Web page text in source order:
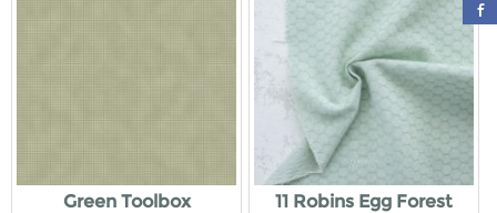
Green Toolbox
11 Robins Egg Forest